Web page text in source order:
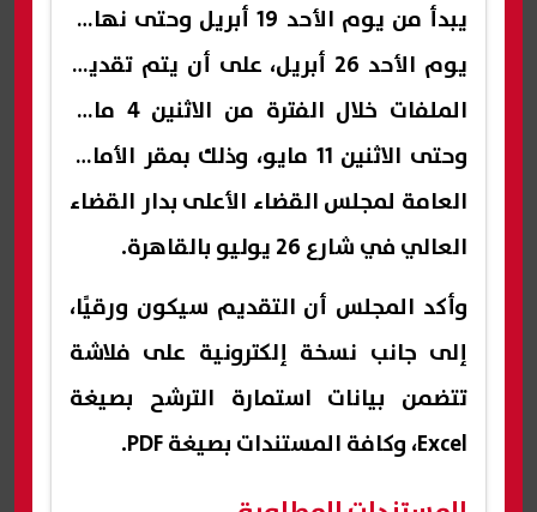
يبدأ من يوم الأحد 19 أبريل وحتى نهاية
يوم الأحد 26 أبريل، على أن يتم تقديم
الملفات خلال الفترة من الاثنين 4 مايو
وحتى الاثنين 11 مايو، وذلك بمقر الأمانة
العامة لمجلس القضاء الأعلى بدار القضاء
العالي في شارع 26 يوليو بالقاهرة.
وأكد المجلس أن التقديم سيكون ورقيًا،
إلى جانب نسخة إلكترونية على فلاشة
تتضمن بيانات استمارة الترشح بصيغة
Excel، وكافة المستندات بصيغة PDF.